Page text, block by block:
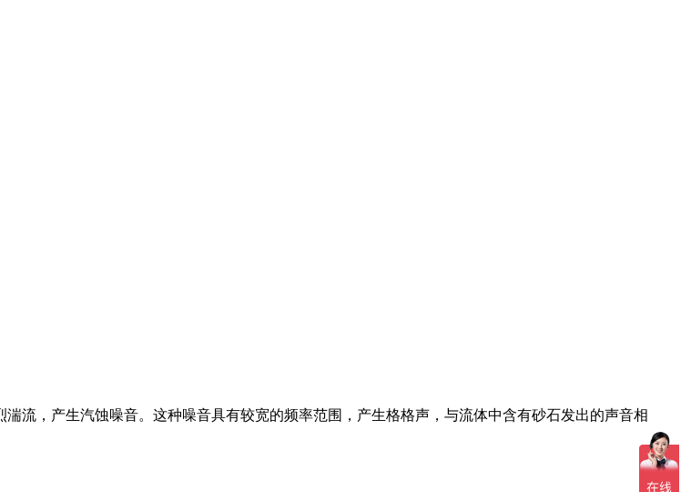
流，产生汽蚀噪音。这种噪音具有较宽的频率范围，产生格格声，与流体中含有砂石发出的声音相